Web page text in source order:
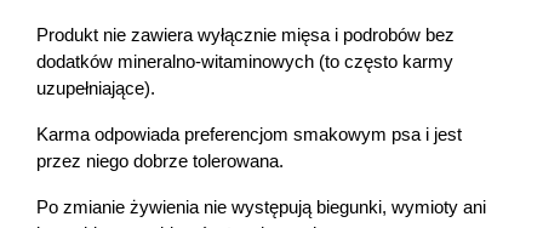
Produkt nie zawiera wyłącznie mięsa i podrobów bez
dodatków mineralno-witaminowych (to często karmy
uzupełniające).
Karma odpowiada preferencjom smakowym psa i jest
przez niego dobrze tolerowana.
Po zmianie żywienia nie występują biegunki, wymioty ani